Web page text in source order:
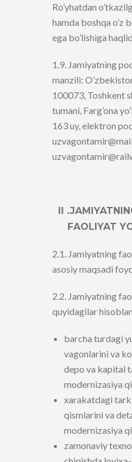
Ro’yhatdan
hamda boshqa o’z
ega bo’lishiga
1.9. Jamiyatning
manzili:
100073, Toshkent
tumani, Farg’ona
163 uy, elektron
II
FAOLIYAT
2.1. Jamiyatning
asosiy maqsadi
2.2. Jamiyatning
quyidagilar
barcha turdagi
vagonlarini va
depo va kapital
modernizasiya
xarakatdagi
qismlarini va
modernizasiya
zamonaviy